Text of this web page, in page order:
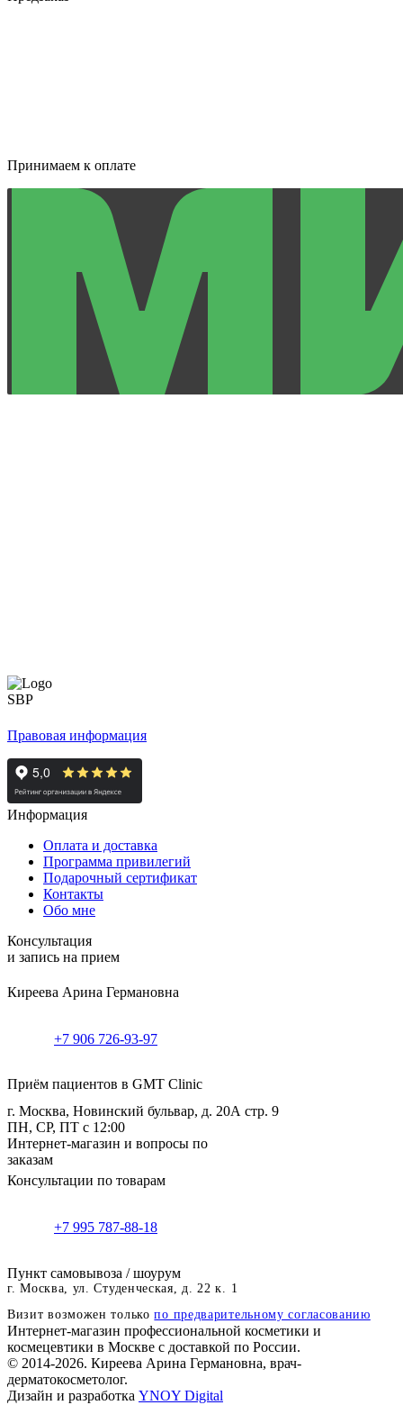
Принимаем к оплате
Правовая информация
Информация
Оплата и доставка
Программа привилегий
Подарочный сертификат
Контакты
Обо мне
Консультация
и запись на прием
Киреева Арина Германовна
+7 906 726-93-97
Приём пациентов в GMT Clinic
г. Москва, Новинский бульвар, д. 20А стр. 9
ПН, СР, ПТ с 12:00
Интернет-магазин и вопросы по
заказам
Консультации по товарам
+7 995 787-88-18
Пункт самовывоза / шоурум
г. Москва, ул. Студенческая, д. 22 к. 1
Визит возможен толькопо предварительному согласованию
Интернет-магазин профессиональной косметики и
космецевтики в Москве с доставкой по России.
© 2014-2026. Киреева Арина Германовна, врач-
дерматокосметолог.
Дизайн и разработка YNOY Digital